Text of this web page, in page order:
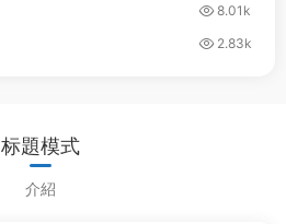
8.01k
2.83k
标題模式
介紹